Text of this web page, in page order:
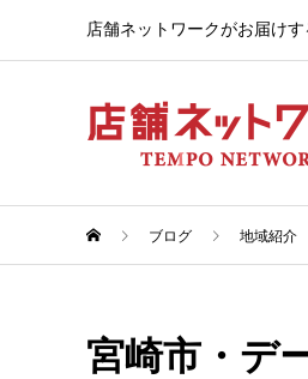
店舗ネットワークがお届け
ブログ 地域紹介
宮崎市・デ